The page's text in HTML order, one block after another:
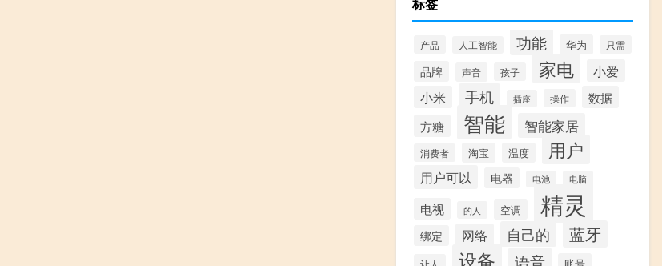
产品 人工智能 功能 华为 只需
品牌 声音 孩子 家电
小爱
小米
手机 插座 操作
数据
方糖
智能 智能家居
消费者 淘宝 温度 用户
用户可以 电器 电池 电脑
电视 的人 空调 精灵
绑定 网络 自己的 蓝牙
让人 设备 语音